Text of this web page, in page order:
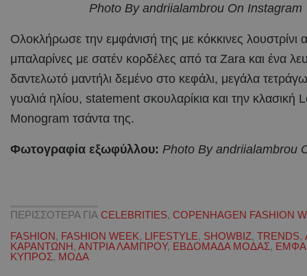
Photo By andriialambrou On Instagram
Oλοκλήρωσε την εμφάνισή της με κόκκινες λουστρίνι
μπαλαρίνες με σατέν κορδέλες από τα Zara και ένα
δαντελωτό μαντήλι δεμένο στο κεφάλι, μεγάλα
γυαλιά ηλίου, statement σκουλαρίκια και την κλασική
Monogram τσάντα της.
Φωτογραφία εξωφύλλου: Photo By andriialambrou
ΠΕΡΙΣΣΟΤΕΡΑ ΓΙΑ CELEBRITIES, COPENHAGEN FASHION
FASHION, FASHION WEEK, LIFESTYLE, SHOWBIZ, TRENDS,
ΚΑΡΑΝΤΩΝΗ, ΑΝΤΡΙΑ ΛΑΜΠΡΟΥ, ΕΒΔΟΜΑΔΑ ΜΟΔΑΣ,
ΚΥΠΡΟΣ, ΜΟΔΑ